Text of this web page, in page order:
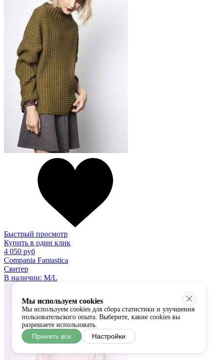
Быстрый просмотр
Купить в один клик
4 050 руб
Compania Fantastica
Свитер
В наличии: M/L
Мы используем cookies
Мы используем cookies для сбора статистики и улучшения
пользовательского опыта. Выберите, какие cookies вы
разрешаете использовать.
Принять все Настройки